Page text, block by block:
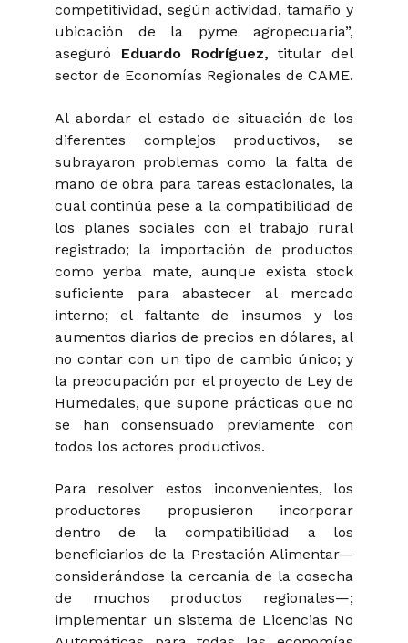
competitividad, según actividad, tamaño y
ubicación de la pyme agropecuaria”,
aseguró Eduardo Rodríguez, titular del
sector de Economías Regionales de CAME.
Al abordar el estado de situación de los
diferentes complejos productivos, se
subrayaron problemas como la falta de
mano de obra para tareas estacionales, la
cual continúa pese a la compatibilidad de
los planes sociales con el trabajo rural
registrado; la importación de productos
como yerba mate, aunque exista stock
suficiente para abastecer al mercado
interno; el faltante de insumos y los
aumentos diarios de precios en dólares, al
no contar con un tipo de cambio único; y
la preocupación por el proyecto de Ley de
Humedales, que supone prácticas que no
se han consensuado previamente con
todos los actores productivos.
Para resolver estos inconvenientes, los
productores propusieron incorporar
dentro de la compatibilidad a los
beneficiarios de la Prestación Alimentar—
considerándose la cercanía de la cosecha
de muchos productos regionales—;
implementar un sistema de Licencias No